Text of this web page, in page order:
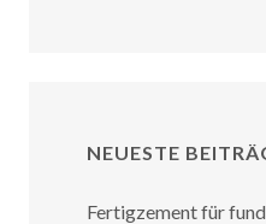
NEUESTE
Fertigzement für